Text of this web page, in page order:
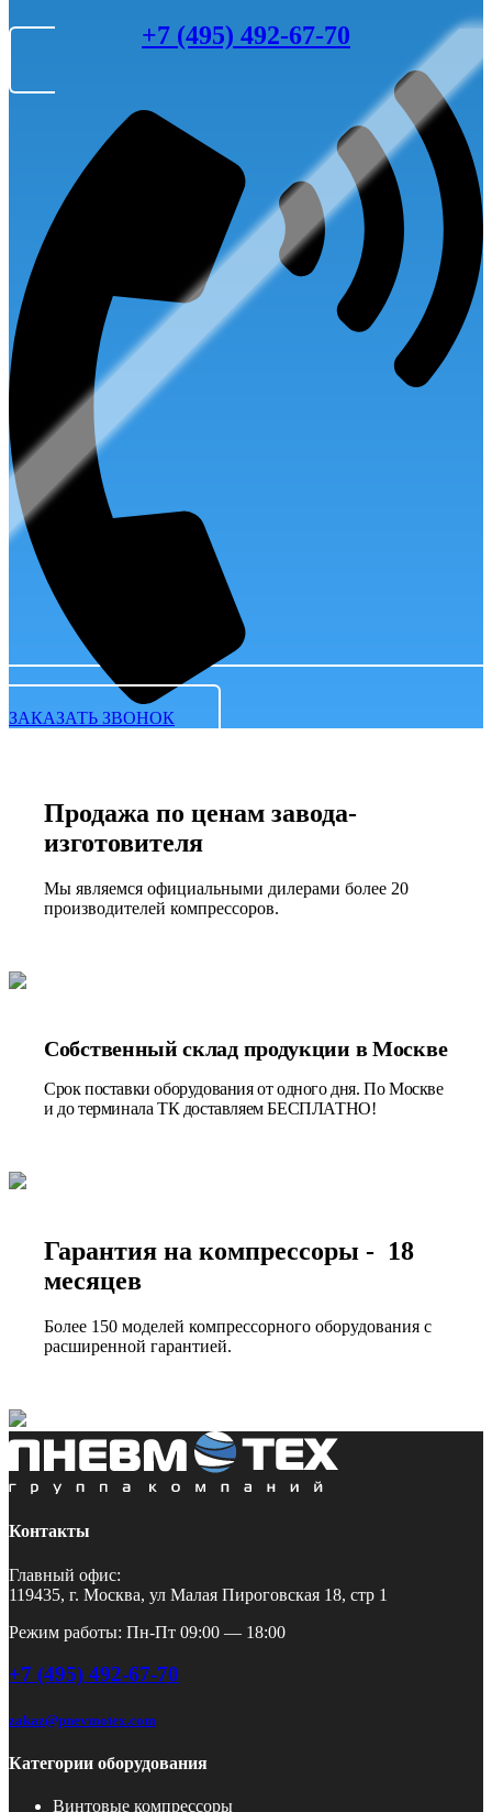
+7 (495) 492-67-70
ЗАКАЗАТЬ ЗВОНОК
Продажа по ценам завода-
изготовителя
Мы являемся официальными дилерами более 20
производителей компрессоров.
Собственный склад продукции в Москве
Срок поставки оборудования от одного дня. По Москве
и до терминала ТК доставляем БЕСПЛАТНО!
Гарантия на компрессоры - 18
месяцев
Более 150 моделей компрессорного оборудования с
расширенной гарантией.
Контакты
Главный офис:
119435, г. Москва, ул Малая Пироговская 18, стр 1
Режим работы: Пн-Пт 09:00 — 18:00
+7 (495) 492-67-70
zakaz@pnevmotex.com
Категории оборудования
Винтовые компрессоры